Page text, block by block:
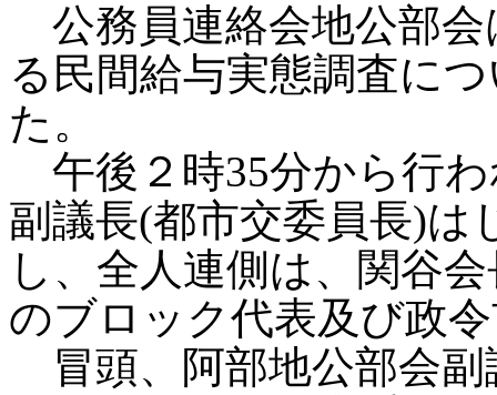
公務員連絡会地公部会
る民間給与実態調査に
た。
午後２時35分から行
副議長(都市交委員長)は
し、全人連側は、関谷
のブロック代表及び政
冒頭、阿部地公部会副